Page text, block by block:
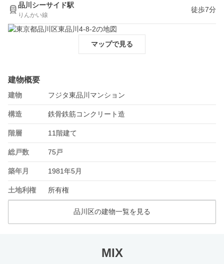
品川シーサイド駅
りんかい線
徒歩7分
マップで見る
建物概要
建物 フジタ東品川マンション
構造 鉄骨鉄筋コンクリート造
階層 11階建て
総戸数 75戸
築年月 1981年5月
土地利権 所有権
品川区の建物一覧を見る
MIX